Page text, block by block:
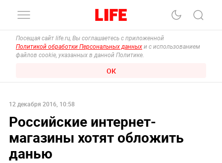
Посещая сайт life.ru, Вы соглашаетесь с приложенной
Политикой обработки Персональных данных и с использованием
файлов cookie, указанных в данной Политике.
ОК
12 декабря 2016, 10:58
Российские интернет-
магазины хотят обложить
данью